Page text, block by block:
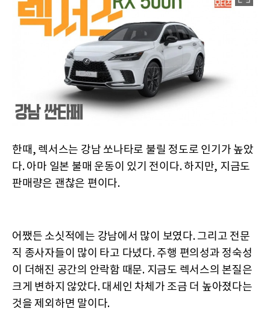
한때, 렉서스는 강남 쏘나타로 불릴 정도로 인기가 높았
다. 아마 일본 불매 운동이 있기 전이다. 하지만, 지금도
판매량은 괜찮은 편이다.
어쨌든 소싯적에는 강남에서 많이 보였다. 그리고 전문
직 종사자들이 많이 타고 다녔다. 주행 편의성과 정숙성
이 더해진 공간의 안락함 때문. 지금도 렉서스의 본질은
크게 변하지 않았다. 대세인 차체가 조금 더 높아졌다는
것을 제외하면 말이다.